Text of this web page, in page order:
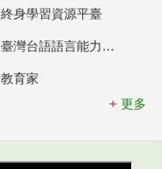
終身學習資源平臺
臺灣台語語言能力認證網站
教育家
更多